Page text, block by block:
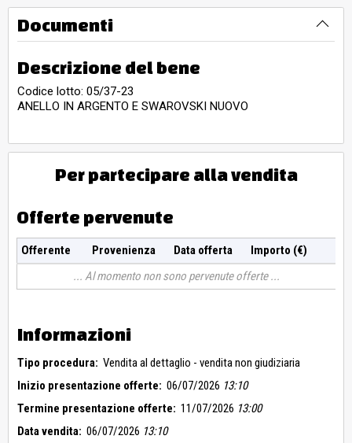
Documenti
Descrizione del bene
Codice lotto: 05/37-23
ANELLO IN ARGENTO E SWAROVSKI NUOVO
Per partecipare alla vendita
Offerte pervenute
Offerente Provenienza Data offerta
Importo (€)
Al momento non sono pervenute offerte
Informazioni
Tipo procedura: Vendita al dettaglio - vendita non giudiziaria
Inizio presentazione offerte: 06/07/2026 13:10
Termine presentazione offerte: 11/07/2026 13:00
Data vendita: 06/07/2026 13:10